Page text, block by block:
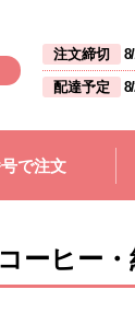
注文締切
配達予定
で注文
コーヒー・